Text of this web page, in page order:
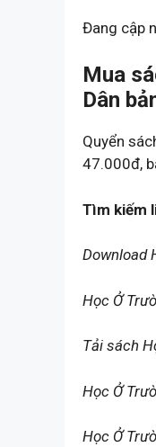
Đang cập
Mua
Dân
Quyển
47.000đ,
Tìm kiếm
Download
Học Ở
Tải sách
Học Ở
Học Ở